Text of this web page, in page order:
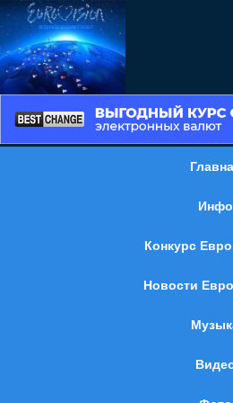
Инфо
Конкурс
Новости